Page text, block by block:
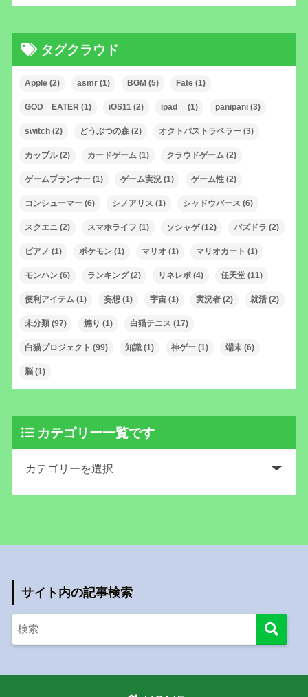
タグクラウド
Apple(2) asmr(1) BGM (5) Fate(1)
GOD EATER (1) iOS11(2) ipad (1) panipani(3)
switch(2) どうぶつの森(2) オクトパストラベラー(3)
カップル(2) カードゲーム(1) クラウドゲーム(2)
ゲームプランナー(1) ゲーム実況(1) ゲーム性(2)
コンシューマー(6) シノアリス (1) シャドウバース (6)
スクエニ(2) スマホライフ (1) ソシャゲ(12) パズドラ (2)
ピアノ (1) ポケモン(1) マリオ (1) マリオカート (1)
モンハン(6) ランキング(2) リネレボ(4) 任天堂(11)
便利アイテム(1) 妄想(1) 宇宙(1) 実況者(2) 就活(2)
未分類(97) 煽り (1) 白猫テニス (17)
白猫プロジェクト (99) 知識(1) 神ゲー(1) 端末(6)
脳(1)
カテゴリー一覧です
サイト内の記事検索